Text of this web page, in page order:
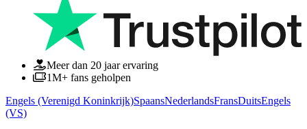
Meer dan 20 jaar ervaring
1M+ fans geholpen
Engels (Verenigd Koninkrijk)SpaansNederlandsFransDuitsEngels
(VS)